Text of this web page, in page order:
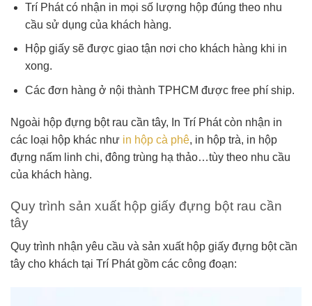
Trí Phát có nhận in mọi số lượng hộp đúng theo nhu
cầu sử dụng của khách hàng.
Hộp giấy sẽ được giao tận nơi cho khách hàng khi in
xong.
Các đơn hàng ở nội thành TPHCM được free phí ship.
Ngoài hộp đựng bột rau cần tây, In Trí Phát còn nhận in
các loại hộp khác như in hộp cà phê, in hộp trà, in hộp
đựng nấm linh chi, đông trùng hạ thảo…tùy theo nhu cầu
của khách hàng.
Quy trình sản xuất hộp giấy đựng bột rau cần
tây
Quy trình nhận yêu cầu và sản xuất hộp giấy đựng bột cần
tây cho khách tại Trí Phát gồm các công đoạn: